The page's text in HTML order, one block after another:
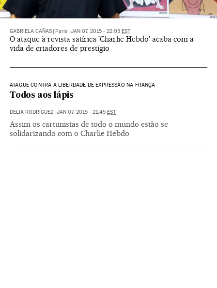
GABRIELA CAÑAS Paris JAN 07, 2015 - 22:03 EST
O ataque à revista satírica 'Charlie Hebdo' acaba com a
vida de criadores de prestígio
ATAQUE CONTRA A LIBERDADE DE EXPRESSÃO NA FRANÇA
Todos aos lápis
DELIA RODRÍGUEZ JAN 07, 2015 - 21:45 EST
Assim os cartunistas de todo o mundo estão se
solidarizando com o Charlie Hebdo